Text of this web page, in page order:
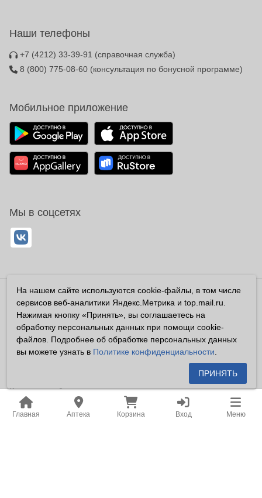
Главная Аптека Корзина Вход Меню
Наши телефоны
+7 (4212) 33-39-91 (справочная служба)
8 (800) 775-08-60 (консультация по бонусной программе)
Мобильное приложение
Мы в соцсетях
Владелец сайта ООО «Суперфарма» ОГРН 1032700302194
Все права защищены ©2026
Информация, размещенная на данном сайте имеет
справочный характер, и не должна восприниматься
посетителями сайта как публичная оферта, предусмотренная
Владелец сайта устанавливает запрет на цитирование,
копирование и размещение информации, размещенной на
настоящем сайте newapteka.ru, включая информацию о
На нашем сайте используются cookie-файлы, в том числе
сервисов веб-аналитики Яндекс.Метрика и top.mail.ru.
Нажимая кнопку «Принять», вы соглашаетесь на
обработку персональных данных при помощи cookie-
файлов. Подробнее об обработке персональных данных
вы можете узнать в Политике конфиденциальности
ПРИНЯТЬ